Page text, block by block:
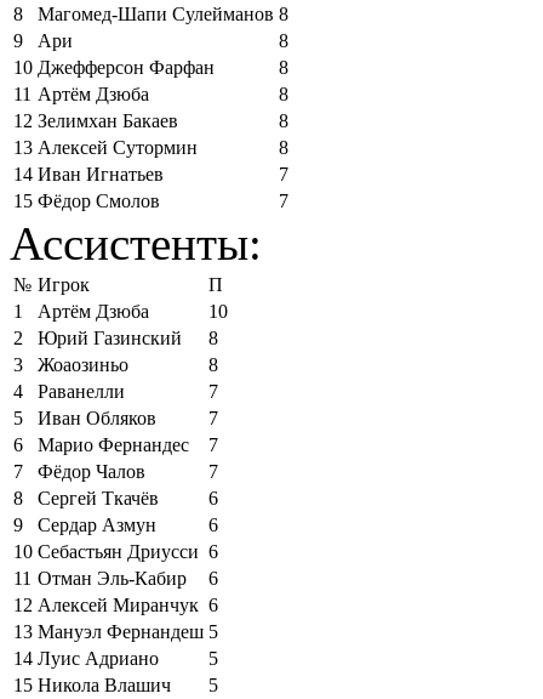
8
Магомед-Шапи Сулейманов 8
9
Ари
8
10 Джефферсон Фарфан
8
11 Артём Дзюба
8
12 Зелимхан Бакаев
8
13 Алексей Сутормин
8
14 Иван Игнатьев
7
15 Фёдор Смолов 7
Ассистенты:
№ Игрок
П
1
Артём Дзюба
10
2
Юрий Газинский
8
3
Жоаозиньо
8
4
Раванелли
7
5
Иван Обляков
7
6
Марио Фернандес
7
7
Фёдор Чалов
7
8
Сергей Ткачёв
6
9
Сердар Азмун
6
10 Себастьян Дриусси 6
11 Отман Эль-Кабир
6
12 Алексей Миранчук 6
13 Мануэл Фернандеш 5
14 Луис Адриано
5
15 Никола Влашич 5